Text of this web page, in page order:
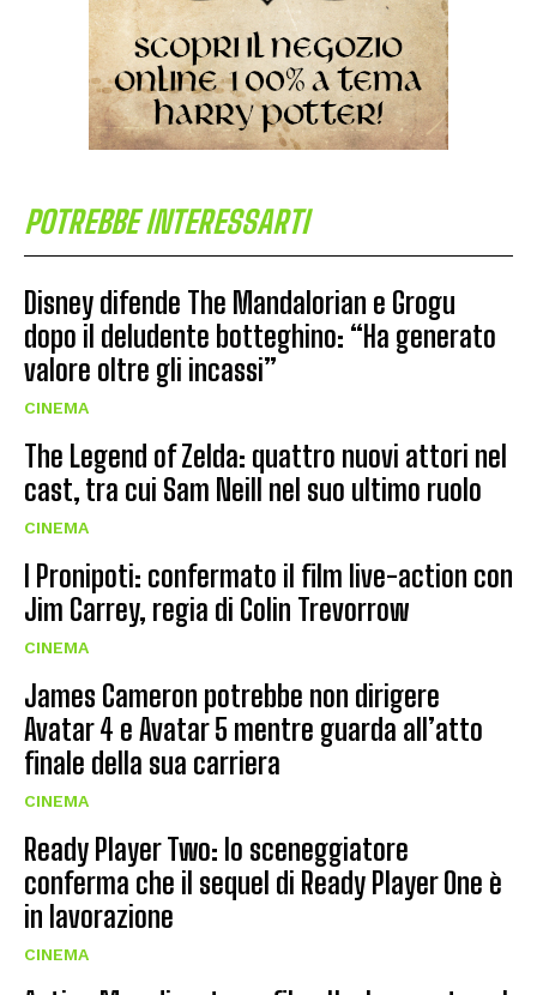
POTREBBE INTERESSARTI
Disney difende The Mandalorian e Grogu
dopo il deludente botteghino: “Ha generato
valore oltre gli incassi”
CINEMA
The Legend of Zelda: quattro nuovi attori nel
cast, tra cui Sam Neill nel suo ultimo ruolo
CINEMA
I Pronipoti: confermato il film live-action con
Jim Carrey, regia di Colin Trevorrow
CINEMA
James Cameron potrebbe non dirigere
Avatar 4 e Avatar 5 mentre guarda all’atto
finale della sua carriera
CINEMA
Ready Player Two: lo sceneggiatore
conferma che il sequel di Ready Player One è
in lavorazione
CINEMA